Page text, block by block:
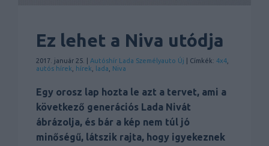
Ez lehet a Niva utódja
2017. január 25. | Autóshír Lada Személyauto Új | Címkék: 4x4
autós hírek
hírek lada Niva
Egy orosz lap hozta le azt a tervet, ami a
következő generációs Lada Nivát
ábrázolja, és bár a kép nem túl jó
minőségű, látszik rajta, hogy igyekeznek